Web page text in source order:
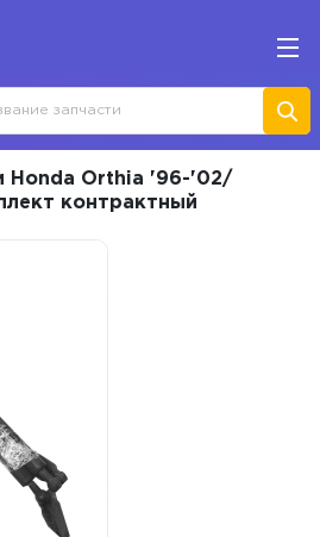
Honda Orthia '96-'02/
контрактный